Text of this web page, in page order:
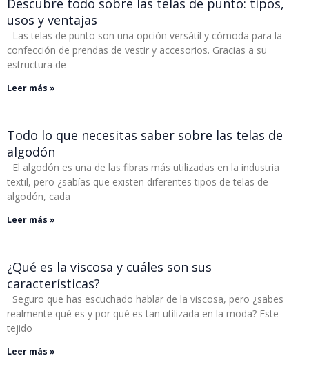
usos y ventajas
Las telas de punto son una opción versátil y cómoda para la
confección de prendas de vestir y accesorios. Gracias a su
estructura de
Leer más »
Todo lo que necesitas saber sobre las telas de
algodón
El algodón es una de las fibras más utilizadas en la industria
textil, pero ¿sabías que existen diferentes tipos de telas de
algodón, cada
Leer más »
¿Qué es la viscosa y cuáles son sus
características?
Seguro que has escuchado hablar de la viscosa, pero ¿sabes
realmente qué es y por qué es tan utilizada en la moda? Este
tejido
Leer más »